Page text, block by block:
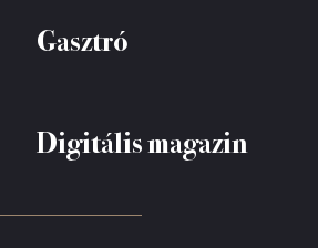
Gasztró
Digitális magazin